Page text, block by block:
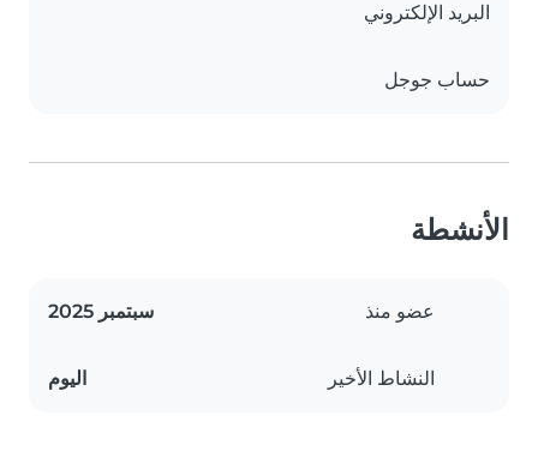
البريد الإلكتروني
حساب جوجل
الأنشطة
عضو منذ سبتمبر 2025
النشاط الأخير اليوم